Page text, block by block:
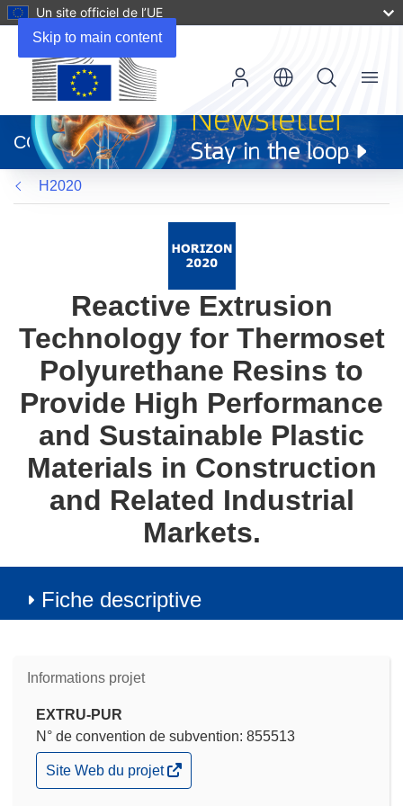
Skip to main content
Un site officiel de l’UE
dans
une
nouvelle
fenêtre)
CORDIS
Menu
H2020
Reactive Extrusion
Technology for Thermoset
Polyurethane Resins to
Provide High Performance
and Sustainable Plastic
Materials in Construction
and Related Industrial
Markets.
Fiche descriptive
Informations projet
EXTRU-PUR
N° de convention de subvention: 855513
(s’ouvre
dans
Site Web du projet